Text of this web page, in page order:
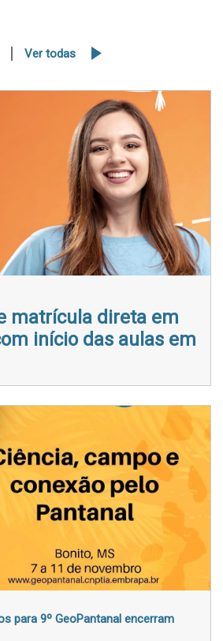
Ver todas
matrícula direta em
início das aulas em
para 9º GeoPantanal encerram